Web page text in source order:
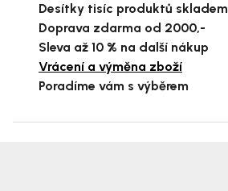
Desítky tisíc produktů skladem
Doprava zdarma od 2000,-
Sleva až 10 % na další nákup
Vrácení a výměna zboží
Poradíme vám s výběrem